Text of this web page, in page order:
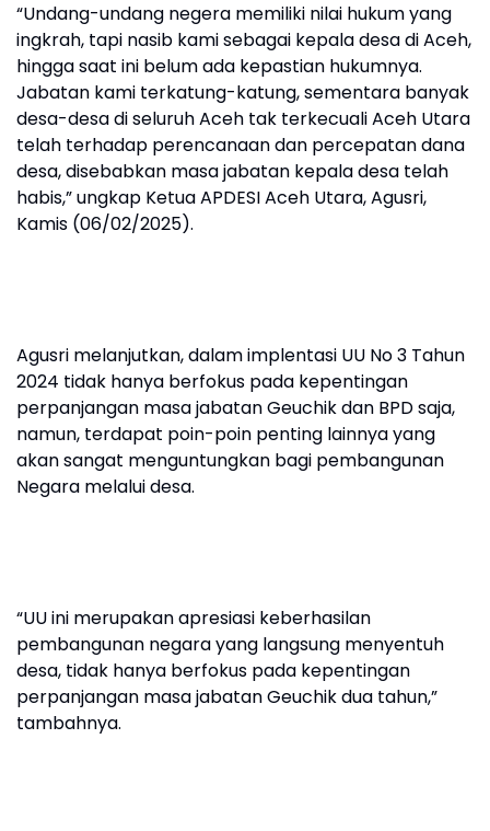
“Undang-undang negera memiliki nilai hukum yang
ingkrah, tapi nasib kami sebagai kepala desa di Aceh,
hingga saat ini belum ada kepastian hukumnya.
Jabatan kami terkatung-katung, sementara banyak
desa-desa di seluruh Aceh tak terkecuali Aceh Utara
telah terhadap perencanaan dan percepatan dana
desa, disebabkan masa jabatan kepala desa telah
habis,” ungkap Ketua APDESI Aceh Utara, Agusri,
Kamis (06/02/2025).
Agusri melanjutkan, dalam implentasi UU No 3 Tahun
2024 tidak hanya berfokus pada kepentingan
perpanjangan masa jabatan Geuchik dan BPD saja,
namun, terdapat poin-poin penting lainnya yang
akan sangat menguntungkan bagi pembangunan
Negara melalui desa.
“UU ini merupakan apresiasi keberhasilan
pembangunan negara yang langsung menyentuh
desa, tidak hanya berfokus pada kepentingan
perpanjangan masa jabatan Geuchik dua tahun,”
tambahnya.